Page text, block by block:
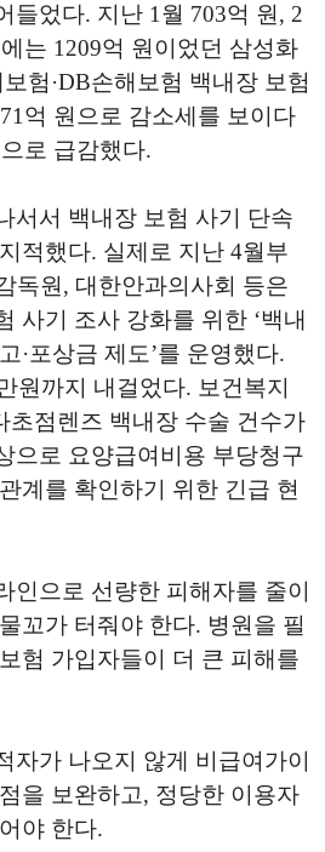
들었다. 지난 1월 703억 원, 2
는 1209억 원이었던 삼성화
험·DB손해보험 백내장 보험
억 원으로 감소세를 보이다
로 급감했다.
서서 백내장 보험 사기 단속
적했다. 실제로 지난 4월부
독원, 대한안과의사회 등은
사기 조사 강화를 위한 ‘백내
·포상금 제도’를 운영했다.
원까지 내걸었다. 보건복지
초점렌즈 백내장 수술 건수가
으로 요양급여비용 부당청구
계를 확인하기 위한 긴급 현
인으로 선량한 피해자를 줄이
꼬가 터줘야 한다. 병원을 필
험 가입자들이 더 큰 피해를
자가 나오지 않게 비급여가이
을 보완하고, 정당한 이용자
야 한다.